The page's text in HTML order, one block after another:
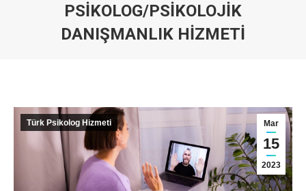
PSIKOLOG/PSIKOLOJIK
DANIŞMANLIK HIZMETI
Mar
15
2023
Türk Psikolog Hizmeti